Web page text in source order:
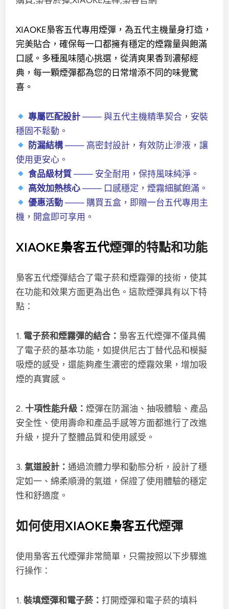
XIAOKE梟客五代專用煙彈，為五代主機量身打造，
完美貼合，確保每一口都擁有穩定的煙霧量與飽滿
口感。多種風味隨心挑選，從清爽果香到濃郁經
典，每一顆煙彈都為您的日常增添不同的味覺驚
喜。
專屬匹配設計—— 與五代主機精準契合，安裝
穩固不鬆動。
防漏結構—— 高密封設計，有效防止滲液，讓
使用更安心。
食品級材質—— 安全耐用，保持風味純淨。
高效加熱核心—— 口感穩定，煙霧細膩飽滿。
優惠活動—— 購買五盒，即贈一台五代專用主
機，開盒即可享用。
XIAOKE梟客五代煙彈的特點和功能
梟客五代煙彈結合了電子菸和煙霧彈的技術，使其
在功能和效果方面更為出色。這款煙彈具有以下特
點：
1. 電子菸和煙霧彈的結合： 梟客五代煙彈不僅具備
了電子菸的基本功能，如提供尼古丁替代品和模擬
吸煙的感受，還能夠產生濃密的煙霧效果，增加吸
煙的真實感。
2. 十項性能升級：煙彈在防漏油、抽吸體驗、產品
安全性、使用壽命和產品手感等方面都進行了改進
升級，提升了整體品質和使用感受。
3.氣道設計：通過流體力學和動態分析，設計了穩
定如一、綿柔順滑的氣道，保證了使用體驗的穩定
性和舒適度。
如何使用XIAOKE梟客五代煙彈
使用梟客五代煙彈非常簡單，只需按照以下步驟進
行操作：
1.裝填煙彈和電子菸：打開煙彈和電子菸的填料